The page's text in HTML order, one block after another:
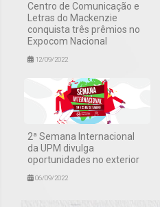
Centro de Comunicação e
Letras do Mackenzie
conquista três prêmios no
Expocom Nacional
12/09/2022
2ª Semana Internacional
da UPM divulga
oportunidades no exterior
06/09/2022